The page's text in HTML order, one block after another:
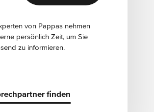
von Pappas nehmen
persönlich Zeit, um Sie
zu informieren.
finden